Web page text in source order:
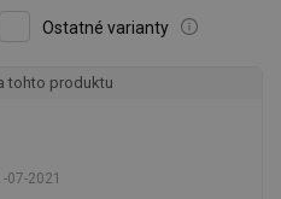
Ostatné varianty
tohto produktu
07-2021